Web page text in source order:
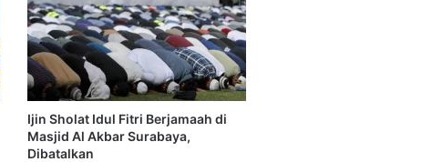
Ijin Sholat Idul Fitri Berjamaah di
Masjid Al Akbar Surabaya,
Dibatalkan